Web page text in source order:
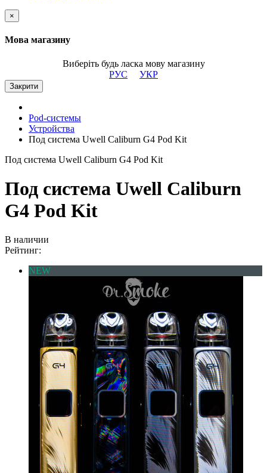
×
Мова магазину
Виберіть будь ласка мову магазину
РУС
УКР
Закрити
Pod-системы
Устройства
Под система Uwell Caliburn G4 Pod Kit
Под система Uwell Caliburn G4 Pod Kit
Под система Uwell Caliburn
G4 Pod Kit
В наличии
Рейтинг:
NEW